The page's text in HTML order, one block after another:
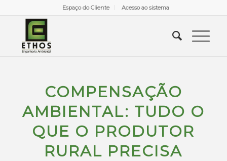
Espaço do Cliente Acesso ao sistema
COMPENSAÇÃO
AMBIENTAL: TUDO O
QUE O PRODUTOR
RURAL PRECISA